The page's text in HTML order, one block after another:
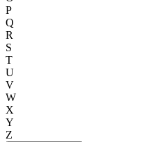
P
Q
R
S
T
U
V
W
X
Y
Z